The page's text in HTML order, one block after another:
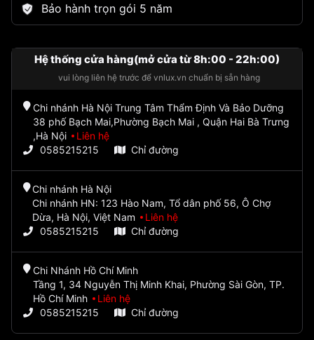
Bảo hành trọn gói 5 năm
Hệ thống cửa hàng(mở cửa từ 8h:00 - 22h:00)
vui lòng liên hệ trước để vnlux.vn chuẩn bị sẵn hàng
Chi nhánh Hà Nội Trung Tâm Thẩm Định Và Bảo Dưỡng
38 phố Bạch Mai,Phường Bạch Mai , Quận Hai Bà Trưng
,Hà Nội
Liên hệ
0585215215
Chỉ đường
Chi nhánh Hà Nội
Chi nhánh HN: 123 Hào Nam, Tổ dân phố 56, Ô Chợ
Dừa, Hà Nội, Việt Nam
Liên hệ
0585215215
Chỉ đường
Chi Nhánh Hồ Chí Minh
Tầng 1, 34 Nguyễn Thị Minh Khai, Phường Sài Gòn, TP.
Hồ Chí Minh
Liên hệ
0585215215
Chỉ đường